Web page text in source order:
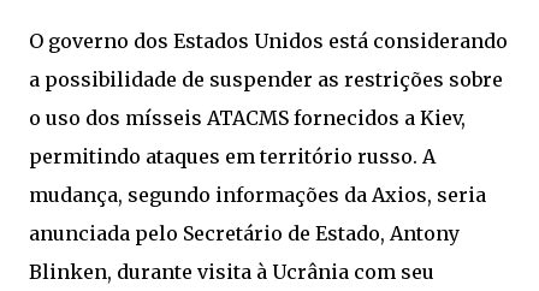
O governo dos Estados Unidos está considerando
a possibilidade de suspender as restrições sobre
o uso dos mísseis ATACMS fornecidos a Kiev,
permitindo ataques em território russo. A
mudança, segundo informações da Axios, seria
anunciada pelo Secretário de Estado, Antony
Blinken, durante visita à Ucrânia com seu